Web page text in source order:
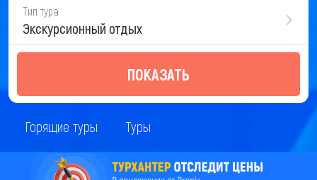
Тип тура
Экскурсионный отдых
ПОКАЗАТЬ
Горящие туры Туры